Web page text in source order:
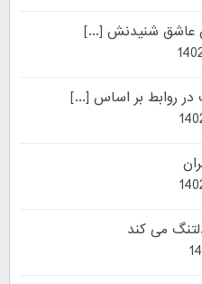
عاشق شنیدنش [...]
در روابط بر اساس [...]